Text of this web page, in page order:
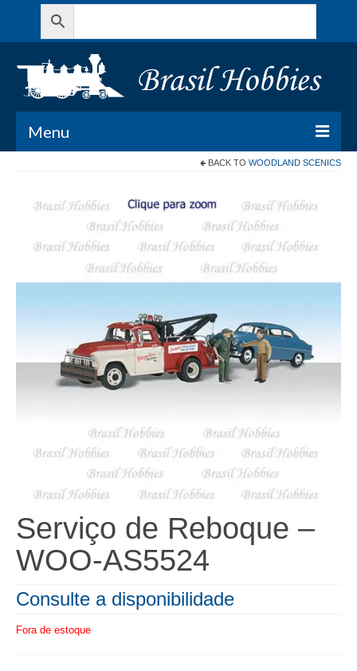
Menu
Meu Carrinho
Minha conta
BACK TO WOODLAND SCENICS
Serviço de Reboque –
WOO-AS5524
Consulte a disponibilidade
Fora de estoque